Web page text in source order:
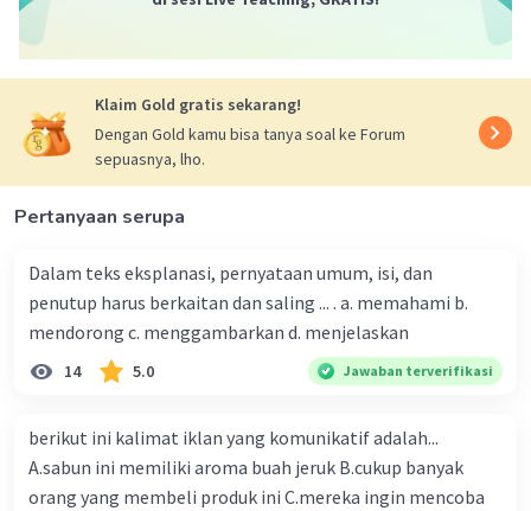
Klaim Gold gratis sekarang!
Dengan Gold kamu bisa tanya soal ke Forum
sepuasnya, lho.
Pertanyaan serupa
Dalam teks eksplanasi, pernyataan umum, isi, dan
penutup harus berkaitan dan saling ... . a. memahami b.
mendorong c. menggambarkan d. menjelaskan
14 5.0 Jawaban terverifikasi
berikut ini kalimat iklan yang komunikatif adalah...
A.sabun ini memiliki aroma buah jeruk B.cukup banyak
orang yang membeli produk ini C.mereka ingin mencoba